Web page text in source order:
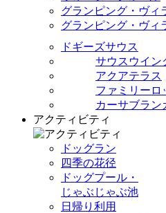
グランピング・ヴィ
グランピング・ヴィ
ドギーズサウス
サウスウイン
アクアテラス
ファミリーロ
カーサブラン
アクティビティ
ドッグラン
四季の花径
ドッグプール・
じゃぶじゃぶ池
日帰り利用